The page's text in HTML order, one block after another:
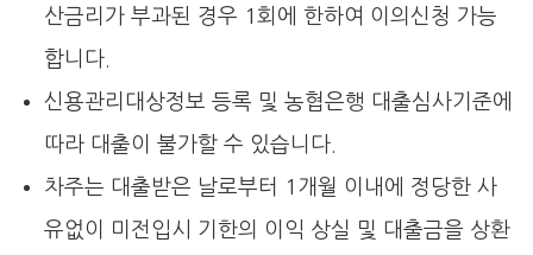
산금리가 부과된 경우 1회에 한하여 이의신청 가능
합니다.
신용관리대상정보 등록 및 농협은행 대출심사기준에
따라 대출이 불가할 수 있습니다.
차주는 대출받은 날로부터 1개월 이내에 정당한 사
유없이 미전입시 기한의 이익 상실 및 대출금을 상환